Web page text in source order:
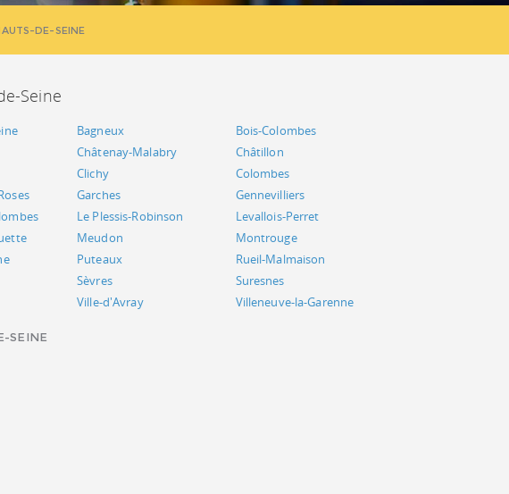
DE-SEINE
Seine
Bagneux
Bois-Colombes
Châtenay-Malabry
Châtillon
Clichy
Colombes
Garches
Gennevilliers
Le Plessis-Robinson
Levallois-Perret
Meudon
Montrouge
Puteaux
Rueil-Malmaison
Sèvres
Suresnes
Ville-d'Avray Villeneuve-la-Garenne
SEINE